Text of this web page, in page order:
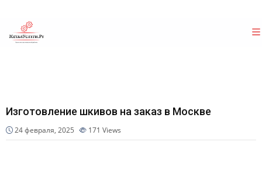
Изготовление шкивов на заказ в Москве
24 февраля, 2025 171 Views